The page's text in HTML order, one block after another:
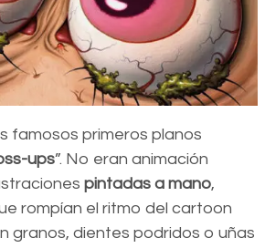
famosos primeros planos
ups”. No eran animación
pintadas a mano,
rompían el ritmo del cartoon
granos, dientes podridos o uñas